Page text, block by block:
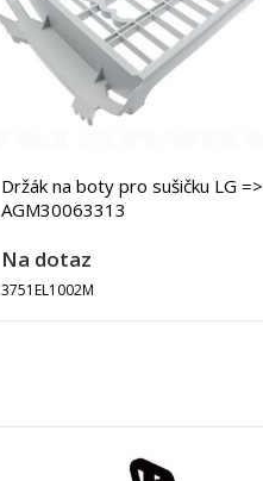
Držák na boty pro sušičku LG =>
AGM30063313
Na dotaz
3751EL1002M